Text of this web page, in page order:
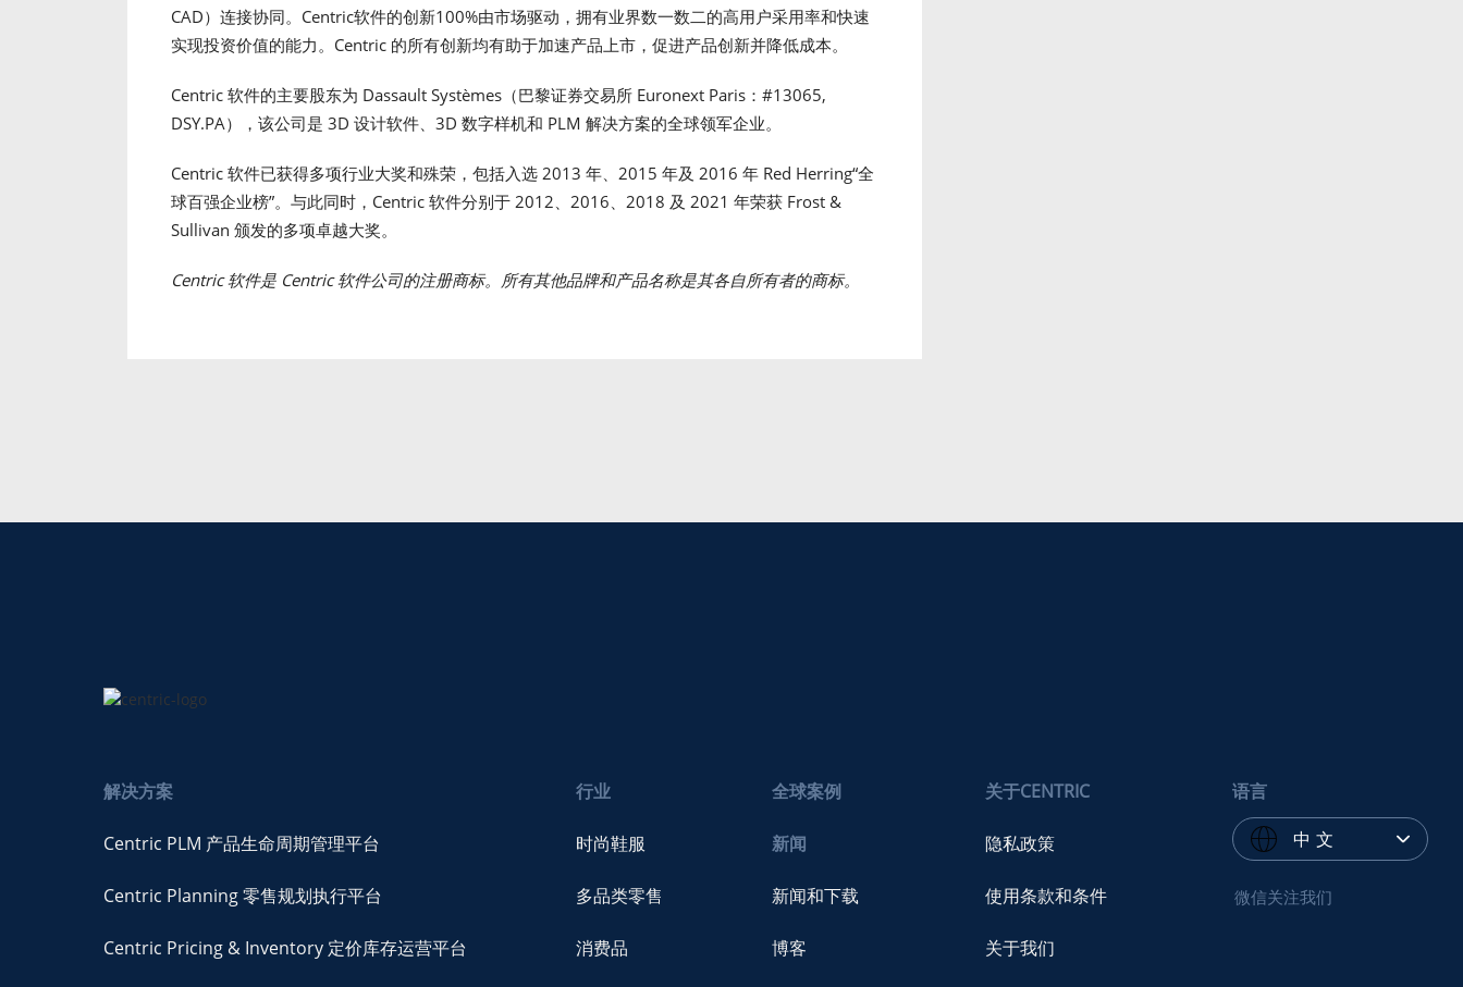
CAD）连接协同。Centric软件的创新100%由市场驱动，拥有业界数一数二的高用户采用率和快速
实现投资价值的能力。Centric 的所有创新均有助于加速产品上市，促进产品创新并降低成本。
Centric 软件的主要股东为 Dassault Systèmes（巴黎证券交易所 Euronext Paris：#13065,
DSY.PA），该公司是 3D 设计软件、3D 数字样机和 PLM 解决方案的全球领军企业。
Centric 软件已获得多项行业大奖和殊荣，包括入选 2013 年、2015 年及 2016 年 Red Herring“全
球百强企业榜”。与此同时，Centric 软件分别于 2012、2016、2018 及 2021 年荣获 Frost &
Sullivan 颁发的多项卓越大奖。
Centric 软件是 Centric 软件公司的注册商标。所有其他品牌和产品名称是其各自所有者的商标。
解决方案
Centric PLM 产品生命周期管理平台
Centric Planning 零售规划执行平台
Centric Pricing & Inventory 定价库存运营平台
行业
时尚鞋服
多品类零售
消费品
全球案例
新闻
新闻和下载
博客
关于CENTRIC
隐私政策
使用条款和条件
关于我们
语言
中 文
微信关注我们